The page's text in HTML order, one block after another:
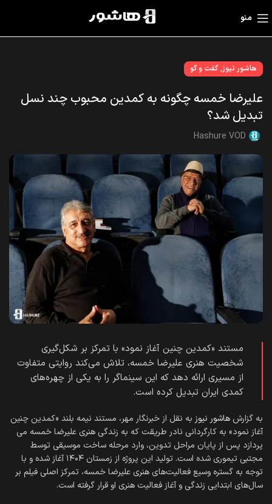
منو
هاشور نیوز,گفت و گو
علیرضا خمسه چگونه به کمدین محبوب چند نسل
تبدیل شد؟
Hashure VOD
مستند «کمدین چنین آغاز نمود» با تمرکز بر شکل‌گیری
شخصیت هنری علیرضا خمسه، تلاش می‌کند روایتی متفاوت
از مسیری ارائه دهد که این سینماگر را به یکی از چهره‌های
کمدی ایران تبدیل کرده است.
به گزارش هاشور نیوز به نقل از خبرنگار مهر، مستند نیمه ‌بلند «کمدین چنین
آغاز نمود» به کارگردانی نادر طریقت که به زندگی هنری علیرضا خمسه می
پردازد پس از پایان مراحل تدوین، وارد مرحله ساخت موسیقی توسط
مجتبی تیموری شده است. تولید این پروژه از زمستان ۱۴۰۴ آغاز شده و با
توجه به گستره وسیع فعالیت‌های هنری علیرضا خمسه، تمرکز اصلی فیلم بر
سال‌های ابتدایی زندگی و آغاز فعالیت هنری او قرار گرفته است.